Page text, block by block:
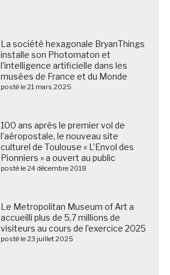
La société hexagonale BryanThings
installe son Photomaton et
l’intelligence artificielle dans les
musées de France et du Monde
posté le 21 mars 2025
100 ans après le premier vol de
l’aéropostale, le nouveau site
culturel de Toulouse « L’Envol des
Pionniers » a ouvert au public
posté le 24 décembre 2018
Le Metropolitan Museum of Art a
accueilli plus de 5,7 millions de
visiteurs au cours de l’exercice 2025
posté le 23 juillet 2025